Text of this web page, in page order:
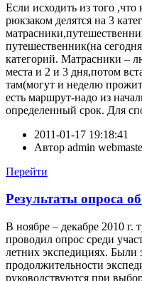
Если исходить из того ,что
рюкзаком делятся на 3
путешественник(на
категорий. Матрасники –
места и 2 и 3 дня,потом
там(могут и неделю
есть маршрут-надо из
определенный срок. Для
2011-01-17 19:18:41
Автор admin
Перейти
Результаты опроса
В ноябре – декабре 2010 г.
проводил опрос среди
летних экспедициях. Были
продолжительности
руководствуются при